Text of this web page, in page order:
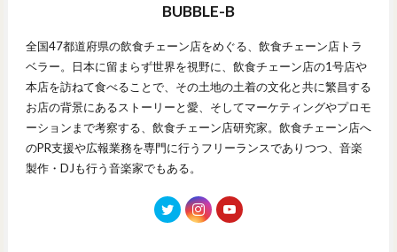
BUBBLE-B
全国47都道府県の飲食チェーン店をめぐる、飲食チェーン店トラ
ベラー。日本に留まらず世界を視野に、飲食チェーン店の1号店や
本店を訪ねて食べることで、その土地の土着の文化と共に繁昌する
お店の背景にあるストーリーと愛、そしてマーケティングやプロモ
ーションまで考察する、飲食チェーン店研究家。飲食チェーン店へ
のPR支援や広報業務を専門に行うフリーランスでありつつ、音楽
製作・DJも行う音楽家でもある。